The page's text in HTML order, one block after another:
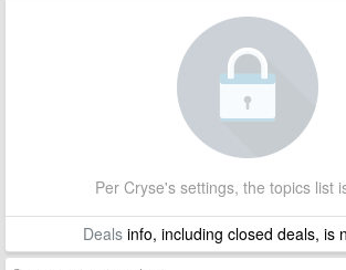
Per Cryse's settings, the topics list
Dealsinfo, including closed deals, is